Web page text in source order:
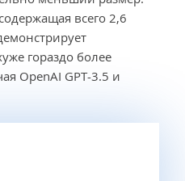
всего 2,6
гораздо более
OpenAI GPT-3.5 и